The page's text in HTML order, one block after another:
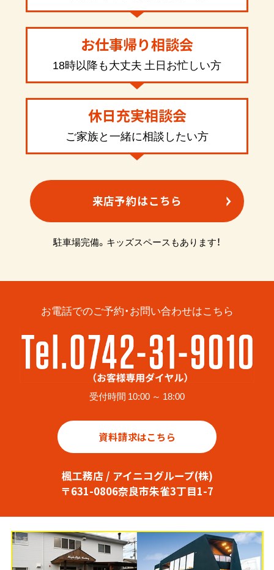
お仕事帰り相談会
18時以降も大丈夫 土日お忙しい方
休日充実相談会
ご家族と一緒に相談したい方
来店予約はこちら
駐車場完備。キッズスペースもあります！
お電話でのご予約・お問い合わせはこちら
受付時間 10:00 ～ 18:00
資料請求はこちら
楓工務店 / アイニコグループ(株)
〒631-0806奈良市朱雀3丁目1-7